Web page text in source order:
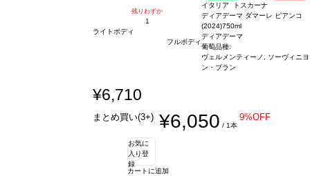
残りわずか
1
ライトボディ
フルボディ
イタリア トスカーナ
ディアデーマ ダマーレ ビアンコ
(2024)750ml
ディアデーマ
葡萄品種:
ヴェルメンティーノ, ソーヴィニヨ
ン・ブラン
¥6,710
まとめ買い(3+) ¥6,050 / 1本
9%OFF
お気に
入り登
録
カートに追加